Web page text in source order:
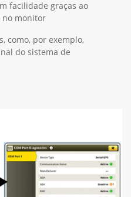
facilidade graças ao
no monitor
como, por exemplo,
do sistema de